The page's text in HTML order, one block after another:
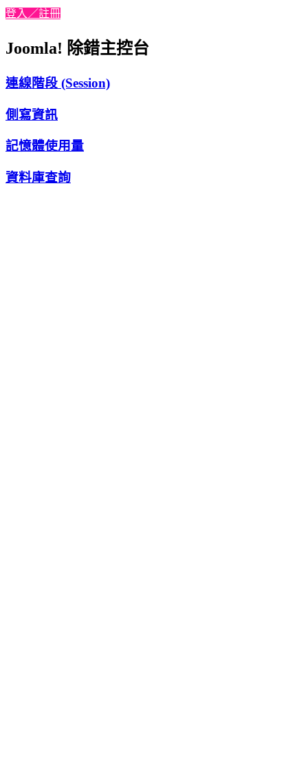
登入／註冊
Joomla! 除錯主控台
連線階段 (Session)
側寫資訊
記憶體使用量
資料庫查詢